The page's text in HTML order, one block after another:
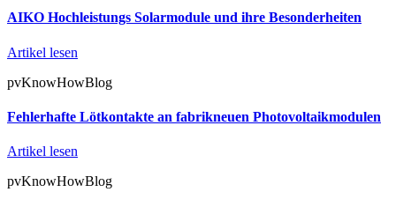
AIKO Hochleistungs Solarmodule und ihre Besonderheiten
Artikel lesen
pvKnowHowBlog
Fehlerhafte Lötkontakte an fabrikneuen Photovoltaikmodulen
Artikel lesen
pvKnowHowBlog